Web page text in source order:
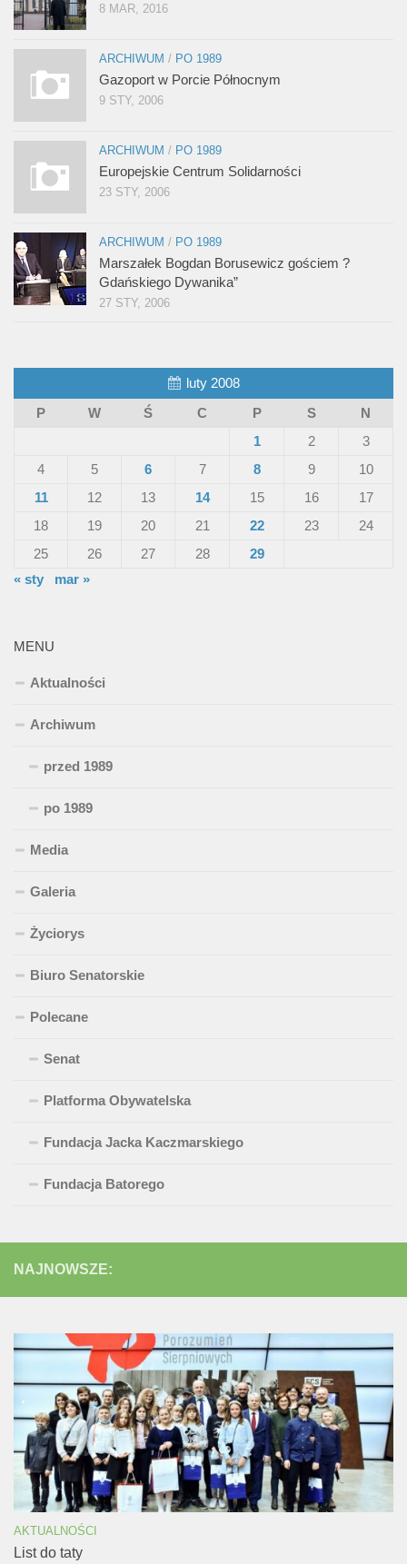
8 MAR, 2016
ARCHIWUM / PO 1989
Gazoport w Porcie Północnym
9 STY, 2006
ARCHIWUM / PO 1989
Europejskie Centrum Solidarności
23 STY, 2006
ARCHIWUM / PO 1989
Marszałek Bogdan Borusewicz gościem ?
Gdańskiego Dywanika”
27 STY, 2006
luty 2008
P
W Ś C P S
N
1
2
3
4
5 6 7 8 9
10
11
12 13 14 15 16
17
18
19 20 21 22 23
24
25
26 27 28
29
« sty
mar »
MENU
Aktualności
Archiwum
przed 1989
po 1989
Media
Galeria
Życiorys
Biuro Senatorskie
Polecane
Senat
Platforma Obywatelska
Fundacja Jacka Kaczmarskiego
Fundacja Batorego
NAJNOWSZE:
AKTUALNOŚCI
List do taty